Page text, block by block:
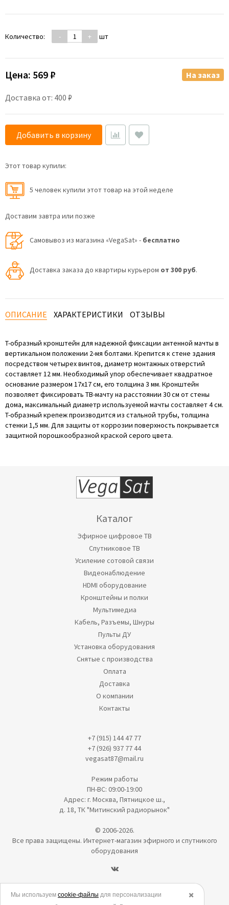
Количество: - + шт
Цена: 569 ₽
Доставка от: 400 ₽
На заказ
Добавить в корзину
Этот товар купили:
5 человек купили этот товар на этой неделе
Доставим завтра или позже
Самовывоз из магазина «VegaSat» - бесплатно
Доставка заказа до квартиры курьером от 300 руб.
ОПИСАНИЕ ХАРАКТЕРИСТИКИ ОТЗЫВЫ
Т-образный кронштейн для надежной фиксации антенной мачты в
вертикальном положении 2-мя болтами. Крепится к стене здания
посредством четырех винтов, диаметр монтажных отверстий
составляет 12 мм. Необходимый упор обеспечивает квадратное
основание размером 17х17 см, его толщина 3 мм. Кронштейн
позволяет фиксировать ТВ-мачту на расстоянии 30 см от стены
дома, максимальный диаметр используемой мачты составляет 4 см.
Т-образный крепеж производится из стальной трубы, толщина
стенки 1,5 мм. Для защиты от коррозии поверхность покрывается
защитной порошкообразной краской серого цвета.
Каталог
Эфирное цифровое ТВ
Спутниковое ТВ
Усиление сотовой связи
Видеонаблюдение
HDMI оборудование
Кронштейны и полки
Мультимедиа
Кабель, Разъемы, Шнуры
Пульты ДУ
Установка оборудования
Снятые с производства
Оплата
Доставка
О компании
Контакты
+7 (915) 144 47 77
+7 (926) 937 77 44
vegasat87@mail.ru
Режим работы
ПН-ВС: 09:00-19:00
Адрес: г. Москва, Пятницкое ш.,
д. 18, ТК "Митинский радиорынок"
© 2006-2026.
Все права защищены. Интернет-магазин эфирного и спутникого
оборудования
Политика в отношении обработки персональных данных ✖️
Мы используем cookie-файлы для персонализации